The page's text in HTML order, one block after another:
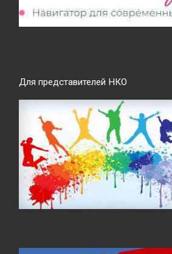
Для представителей НКО